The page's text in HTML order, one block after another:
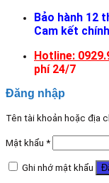
Bảo hành 12
Cam kết
Hotline:
phí 24/7
Đăng nhập
Tên tài khoản hoặc địa
Mật khẩu *
Ghi nhớ mật khẩu